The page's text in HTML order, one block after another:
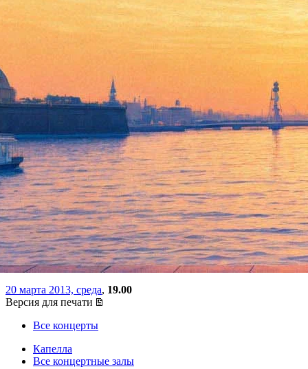
Концерт Певческой капеллы
Санкт-Петербурга и хора
мальчиков Хорового
училища им. Глинки
20 марта 2013, среда, 19.00
Версия для печати
Все концерты
Капелла
Все концертные залы